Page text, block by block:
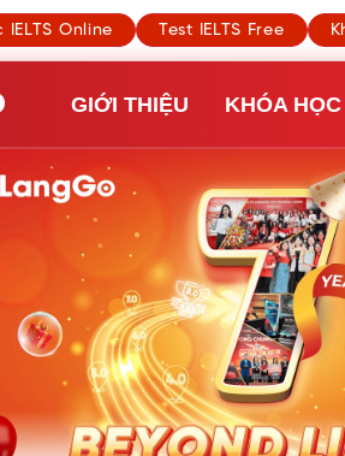
IELTS Online Test IELTS Free
GIỚI THIỆU KHÓA HỌC